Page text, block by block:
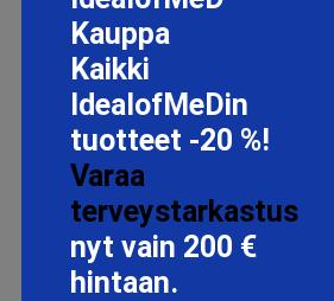
Kauppa
Kaikki
IdealofMeDin
tuotteet -20 %!
Varaa
terveystarkastus
nyt vain 200 €
hintaan.